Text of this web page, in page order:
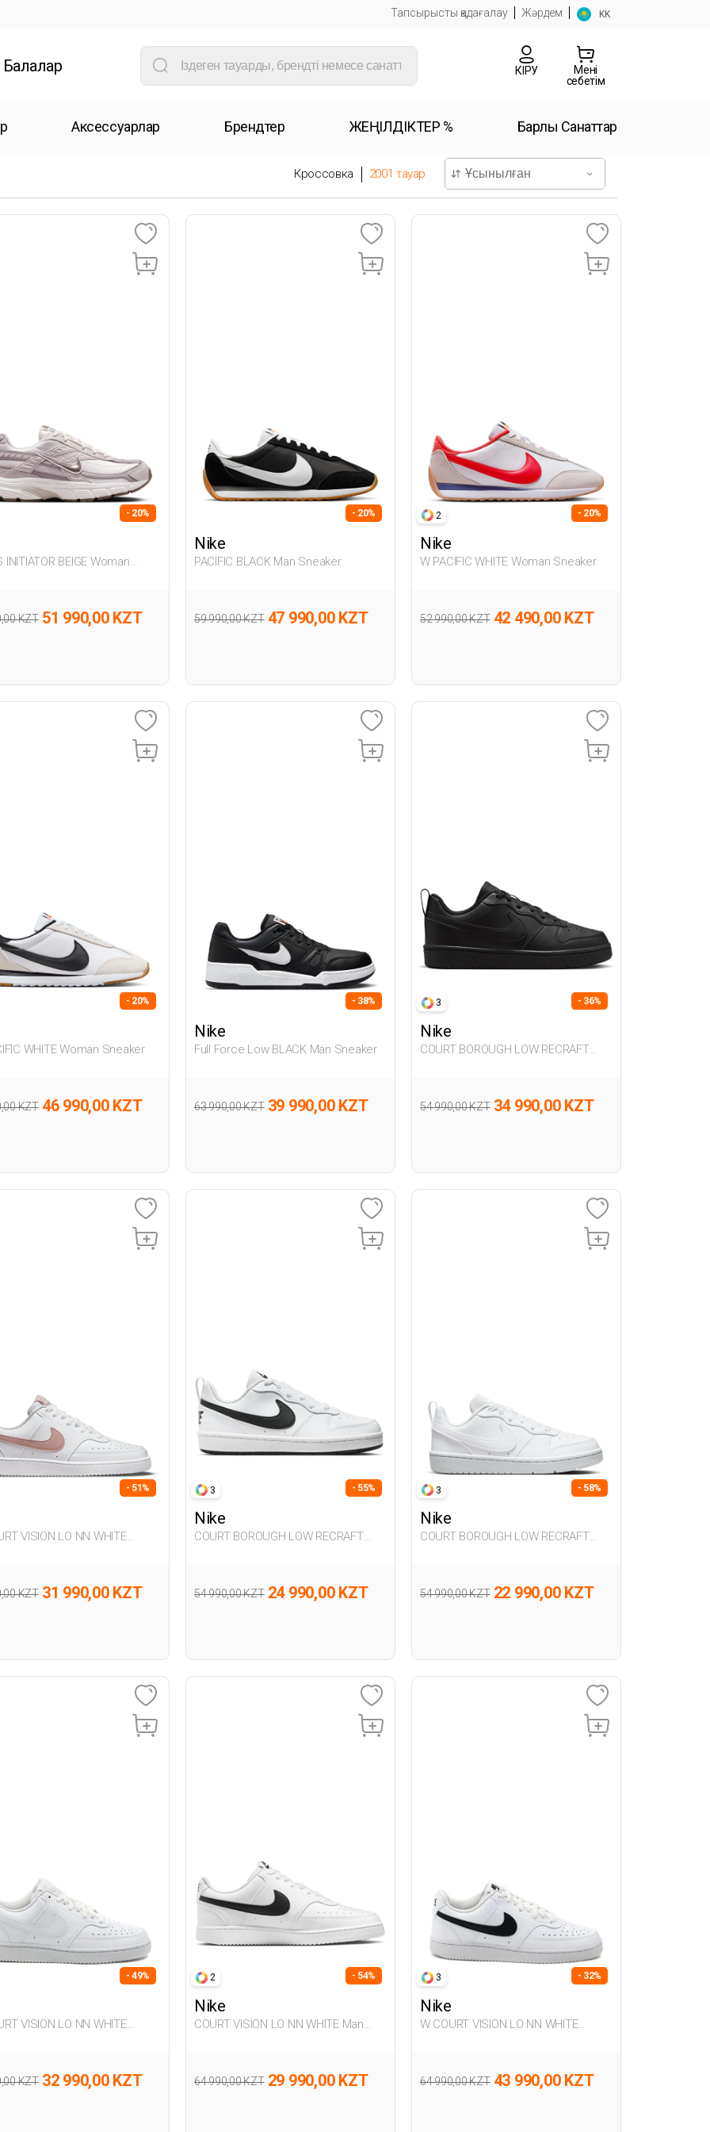
Тапсырысты қадағалау Жәрдем KK
Балалар КІРУ
Менің
себетім
Аксессуарлар Брендтер ЖЕҢІЛДІКТЕР % Барлық Санаттар
Кроссовка 2001 тауар
- 20%
KZT 51 990,00 KZT
- 20%
Nike
PACIFIC BLACK Man Sneaker
59 990,00 KZT 47 990,00 KZT
2 - 20%
Nike
W PACIFIC WHITE Woman Sneaker
52 990,00 KZT 42 490,00 KZT
- 20%
WHITE Woman Sneaker
KZT 46 990,00 KZT
- 38%
Nike
Full Force Low BLACK Man Sneaker
63 990,00 KZT 39 990,00 KZT
3 - 36%
Nike
COURT BOROUGH LOW RECRAFT
54 990,00 KZT 34 990,00 KZT
- 51%
KZT 31 990,00 KZT
3 - 55%
Nike
COURT BOROUGH LOW RECRAFT
54 990,00 KZT 24 990,00 KZT
3 - 58%
Nike
COURT BOROUGH LOW RECRAFT
54 990,00 KZT 22 990,00 KZT
- 49%
KZT 32 990,00 KZT
2 - 54%
Nike
COURT VISION LO NN WHITE Man
64 990,00 KZT 29 990,00 KZT
3 - 32%
Nike
W COURT VISION LO NN WHITE
64 990,00 KZT 43 990,00 KZT